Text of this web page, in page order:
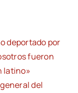
deportado por
fueron
latino»
del